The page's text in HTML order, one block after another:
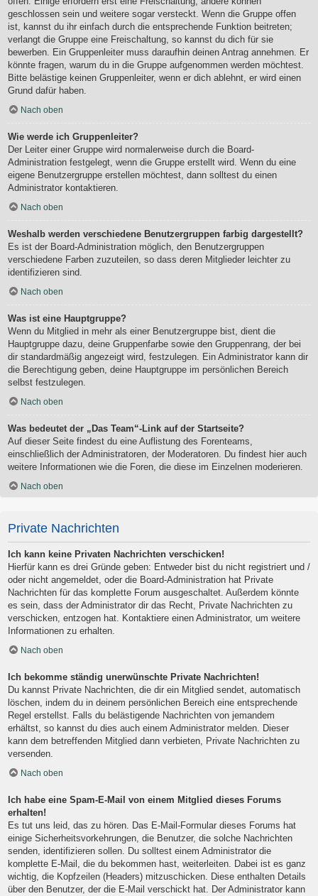
geschlossen sein und weitere sogar versteckt. Wenn die Gruppe offen
ist, kannst du ihr einfach durch die entsprechende Funktion beitreten;
verlangt die Gruppe eine Freischaltung, so kannst du dich für sie
bewerben. Ein Gruppenleiter muss daraufhin deinen Antrag annehmen. Er
könnte fragen, warum du in die Gruppe aufgenommen werden möchtest.
Bitte belästige keinen Gruppenleiter, wenn er dich ablehnt, er wird einen
Grund dafür haben.
Nach oben
Wie werde ich Gruppenleiter?
Der Leiter einer Gruppe wird normalerweise durch die Board-
Administration festgelegt, wenn die Gruppe erstellt wird. Wenn du eine
eigene Benutzergruppe erstellen möchtest, dann solltest du einen
Administrator kontaktieren.
Nach oben
Weshalb werden verschiedene Benutzergruppen farbig dargestellt?
Es ist der Board-Administration möglich, den Benutzergruppen
verschiedene Farben zuzuteilen, so dass deren Mitglieder leichter zu
identifizieren sind.
Nach oben
Was ist eine Hauptgruppe?
Wenn du Mitglied in mehr als einer Benutzergruppe bist, dient die
Hauptgruppe dazu, deine Gruppenfarbe sowie den Gruppenrang, der bei
dir standardmäßig angezeigt wird, festzulegen. Ein Administrator kann dir
die Berechtigung geben, deine Hauptgruppe im persönlichen Bereich
selbst festzulegen.
Nach oben
Was bedeutet der „Das Team“-Link auf der Startseite?
Auf dieser Seite findest du eine Auflistung des Forenteams,
einschließlich der Administratoren, der Moderatoren. Du findest hier auch
weitere Informationen wie die Foren, die diese im Einzelnen moderieren.
Nach oben
Private Nachrichten
Ich kann keine Privaten Nachrichten verschicken!
Hierfür kann es drei Gründe geben: Entweder bist du nicht registriert und /
oder nicht angemeldet, oder die Board-Administration hat Private
Nachrichten für das komplette Forum ausgeschaltet. Außerdem könnte
es sein, dass der Administrator dir das Recht, Private Nachrichten zu
verschicken, entzogen hat. Kontaktiere einen Administrator, um weitere
Informationen zu erhalten.
Nach oben
Ich bekomme ständig unerwünschte Private Nachrichten!
Du kannst Private Nachrichten, die dir ein Mitglied sendet, automatisch
löschen, indem du in deinem persönlichen Bereich eine entsprechende
Regel erstellst. Falls du belästigende Nachrichten von jemandem
erhältst, so kannst du dies auch einem Administrator melden. Dieser
kann dem betreffenden Mitglied dann verbieten, Private Nachrichten zu
versenden.
Nach oben
Ich habe eine Spam-E-Mail von einem Mitglied dieses Forums
erhalten!
Es tut uns leid, das zu hören. Das E-Mail-Formular dieses Forums hat
einige Sicherheitsvorkehrungen, die Benutzer, die solche Nachrichten
senden, identifizieren sollen. Du solltest einem Administrator die
komplette E-Mail, die du bekommen hast, weiterleiten. Dabei ist es ganz
wichtig, die Kopfzeilen (Headers) mitzuschicken. Diese enthalten Details
über den Benutzer, der die E-Mail verschickt hat. Der Administrator kann